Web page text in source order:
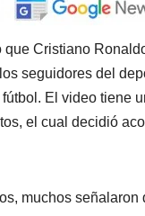
que Cristiano
seguidores del
El video tiene
el cual decidió
muchos señalaron